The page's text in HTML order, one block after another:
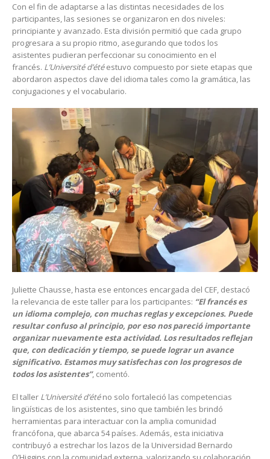
Con el fin de adaptarse a las distintas necesidades de los
participantes, las sesiones se organizaron en dos niveles:
principiante y avanzado. Esta división permitió que cada grupo
progresara a su propio ritmo, asegurando que todos los
asistentes pudieran perfeccionar su conocimiento en el
francés. L’Université d’étéestuvo compuesto por siete etapas que
abordaron aspectos clave del idioma tales como la gramática, las
conjugaciones y el vocabulario.
Juliette Chausse, hasta ese entonces encargada del CEF, destacó
la relevancia de este taller para los participantes: “El francés es
un idioma complejo, con muchas reglas y excepciones. Puede
resultar confuso al principio, por eso nos pareció importante
organizar nuevamente esta actividad. Los resultados reflejan
que, con dedicación y tiempo, se puede lograr un avance
significativo. Estamos muy satisfechas con los progresos de
todos los asistentes”, comentó.
El taller L’Université d’éténo solo fortaleció las competencias
lingüísticas de los asistentes, sino que también les brindó
herramientas para interactuar con la amplia comunidad
francófona, que abarca 54 países. Además, esta iniciativa
contribuyó a estrechar los lazos de la Universidad Bernardo